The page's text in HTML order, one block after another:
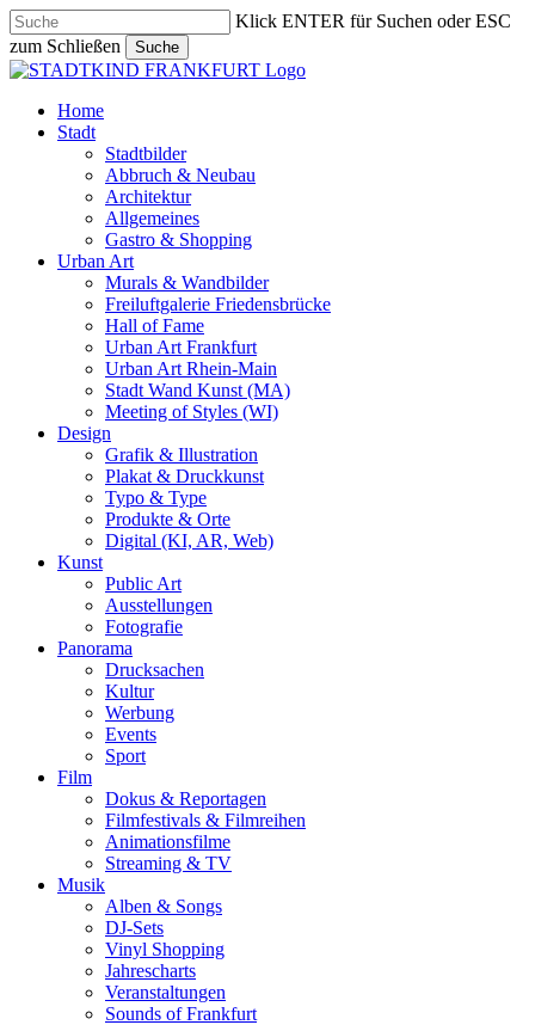
Skip
to
main
content
Klick ENTER für Suchen oder ESC
zum Schließen
Suche
Close
search
Menu
Home
Stadt
Stadtbilder
Abbruch & Neubau
Architektur
Allgemeines
Gastro & Shopping
Urban Art
Murals & Wandbilder
Freiluftgalerie Friedensbrücke
Hall of Fame
Urban Art Frankfurt
Urban Art Rhein-Main
Stadt Wand Kunst (MA)
Meeting of Styles (WI)
Design
Grafik & Illustration
Plakat & Druckkunst
Typo & Type
Produkte & Orte
Digital (KI, AR, Web)
Kunst
Public Art
Ausstellungen
Fotografie
Panorama
Drucksachen
Kultur
Werbung
Events
Sport
Film
Dokus & Reportagen
Filmfestivals & Filmreihen
Animationsfilme
Streaming & TV
Musik
Alben & Songs
DJ-Sets
Vinyl Shopping
Jahrescharts
Veranstaltungen
Sounds of Frankfurt